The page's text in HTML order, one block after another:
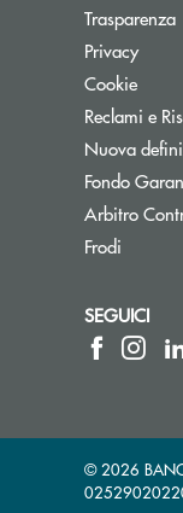
Trasparenza
Privacy
Cookie
Reclami e
Nuova
Fondo
Arbitro
Frodi
SEGUICI
© 2026